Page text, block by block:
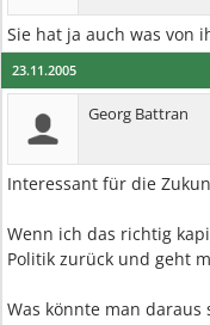
Sie hat ja auch was von
23.11.2005
Georg Battran
Interessant für die
Wenn ich das richtig
Politik zurück und geht
Was könnte man daraus